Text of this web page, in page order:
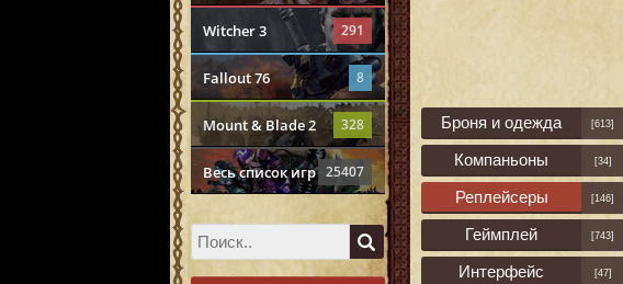
Witcher 3 291
Fallout 76 8
Mount & Blade 2 328
Весь список игр 25407
Броня и одежда [613]
Компаньоны
[34]
Реплейсеры
[146]
Геймплей
[743]
Интерфейс
[47]